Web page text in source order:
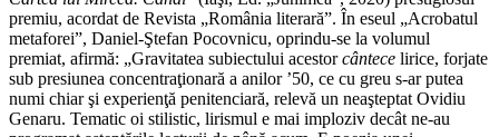
premiu, acordat de Revista „România literară”. În eseul „Acrobatul
metaforei”, Daniel-Ştefan Pocovnicu, oprindu-se la volumul
premiat, afirmă: „Gravitatea subiectului acestorcântece lirice, forjate
sub presiunea concentraţionară a anilor ’50, ce cu greu s-ar putea
numi chiar şi experienţă penitenciară, relevă un neaşteptat Ovidiu
Genaru. Tematic oi stilistic, lirismul e mai imploziv decât ne-au